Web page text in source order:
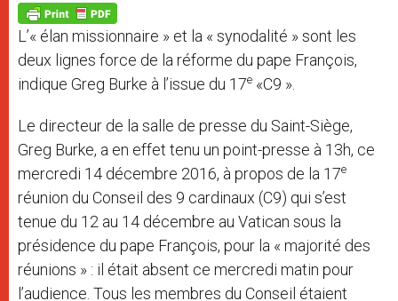
p
p
g
e
r
o
k
L’« élan missionnaire » et la « synodalité » sont les
deux lignes force de la réforme du pape François,
indique Greg Burke à l’issue du 17e «C9 ».
Le directeur de la salle de presse du Saint-Siège,
Greg Burke, a en effet tenu un point-presse à 13h, ce
mercredi 14 décembre 2016, à propos de la 17e
réunion du Conseil des 9 cardinaux (C9) qui s’est
tenue du 12 au 14 décembre au Vatican sous la
présidence du pape François, pour la « majorité des
réunions » : il était absent ce mercredi matin pour
l’audience. Tous les membres du Conseil étaient